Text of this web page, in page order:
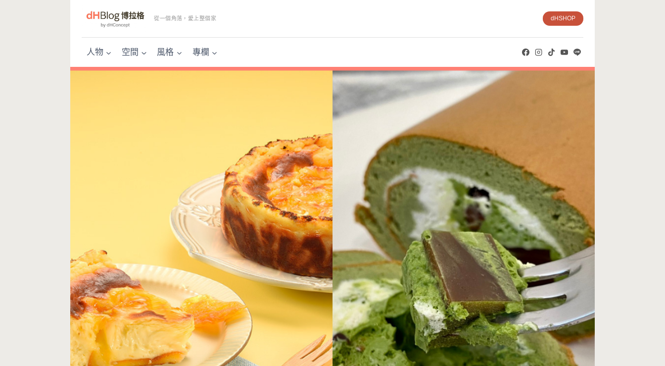
從一個角落，愛上整個家 dHSHOP
人物 空間 風格 專欄